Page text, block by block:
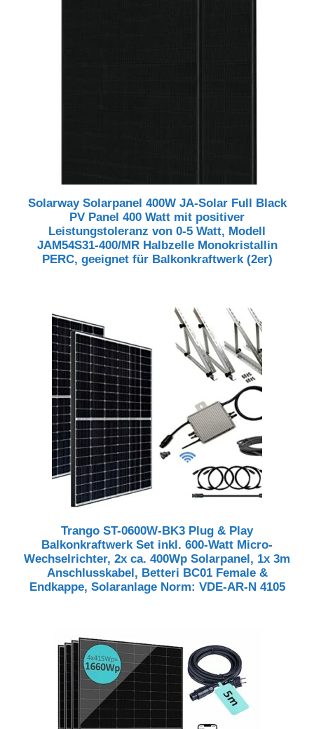
Solarway Solarpanel 400W JA-Solar Full Black
PV Panel 400 Watt mit positiver
Leistungstoleranz von 0-5 Watt, Modell
JAM54S31-400/MR Halbzelle Monokristallin
PERC, geeignet für Balkonkraftwerk (2er)
Trango ST-0600W-BK3 Plug & Play
Balkonkraftwerk Set inkl. 600-Watt Micro-
Wechselrichter, 2x ca. 400Wp Solarpanel, 1x 3m
Anschlusskabel, Betteri BC01 Female &
Endkappe, Solaranlage Norm: VDE-AR-N 4105